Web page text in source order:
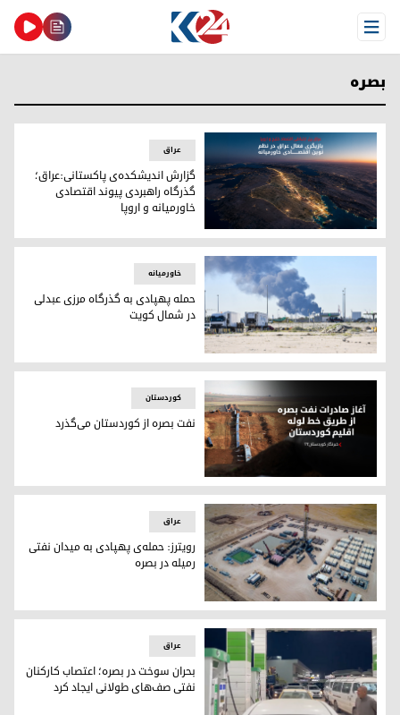
Open Menu
بصره
گزارش اندیشکده‌ی پاکستانی:عراق؛ گذرگاه راهبردی پیوند
عراق
گزارش اندیشکده‌ی پاکستانی:عراق؛
گذرگاه راهبردی پیوند اقتصادی
خاورمیانه و اروپا
حمله پهپادی به گذرگاه مرزی عبدلی در شمال کویت
خاورمیانه
حمله پهپادی به گذرگاه مرزی عبدلی
در شمال کویت
نفت بصره از کوردستان می‌گذرد
کوردستان
نفت بصره از کوردستان می‌گذرد
رویترز: حمله‌ی پهپادی به میدان نفتی رمیله در بصره
عراق
رویترز: حمله‌ی پهپادی به میدان نفتی
رمیله در بصره
عراق
بحران سوخت در بصره؛ اعتصاب کارکنان
نفتی صف‌های طولانی ایجاد کرد